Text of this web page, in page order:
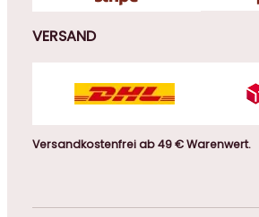
VERSAND
Versandkostenfrei ab 49 € Warenwert.